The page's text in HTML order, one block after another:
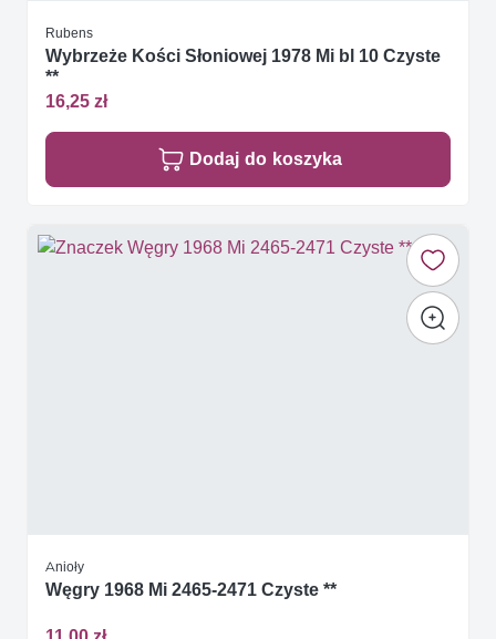
Rubens
Wybrzeże Kości Słoniowej 1978 Mi bl 10 Czyste
**
16,25 zł
Dodaj do koszyka
Anioły
Węgry 1968 Mi 2465-2471 Czyste **